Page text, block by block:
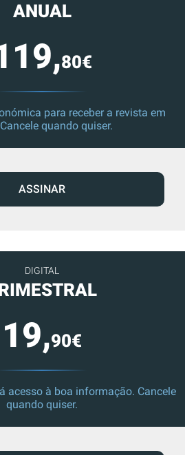
ANUAL
80€
para receber a revista em
quando quiser.
ASSINAR
DIGITAL
19,90€
acesso à boa informação. Cancele
quando quiser.